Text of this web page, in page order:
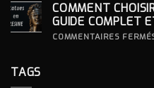
COMMENT
GUIDE COMPLET
COMMENTAIRES
TAGS